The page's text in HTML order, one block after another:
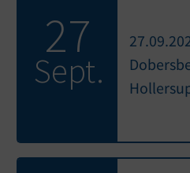
27
Sept.